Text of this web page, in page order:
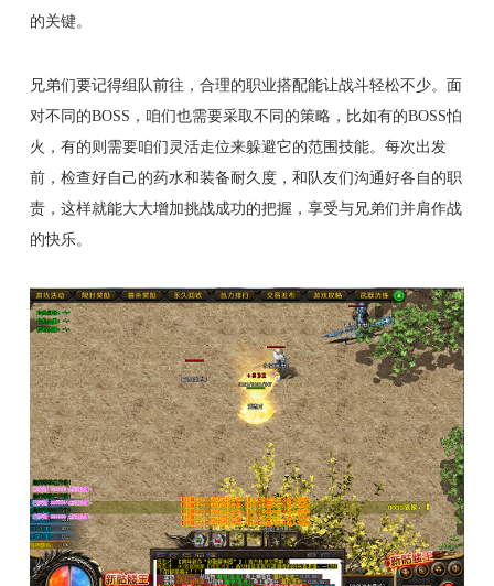
的关键。
兄弟们要记得组队前往，合理的职业搭配能让战斗轻松不少。面
对不同的BOSS，咱们也需要采取不同的策略，比如有的BOSS怕
火，有的则需要咱们灵活走位来躲避它的范围技能。每次出发
前，检查好自己的药水和装备耐久度，和队友们沟通好各自的职
责，这样就能大大增加挑战成功的把握，享受与兄弟们并肩作战
的快乐。